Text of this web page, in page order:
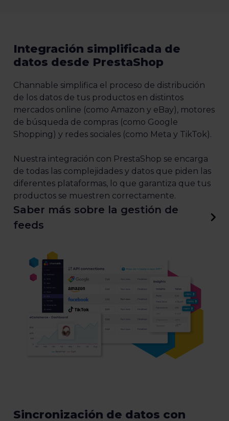
Integración simplificada de
datos desde PrestaShop
Channable simplifica el proceso de distribución
de los datos de tus productos en distintos
mercados online (como Amazon y eBay), motores
de búsqueda de compras (como Google
Shopping) y redes sociales (como Meta y TikTok).
Nuestra integración con PrestaShop se encarga
de todas las complejidades y datos que piden las
diferentes plataformas, lo que garantiza que tus
productos se muestren correctamente.
Saber más sobre la gestión de
feeds
Sincronización de datos con